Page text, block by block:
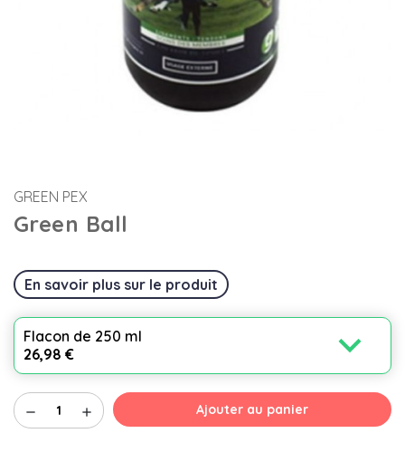
GREEN PEX
Green Ball
En savoir plus sur le produit
Flacon de 250 ml
26,98 €
expand_more
remove add Ajouter au panier